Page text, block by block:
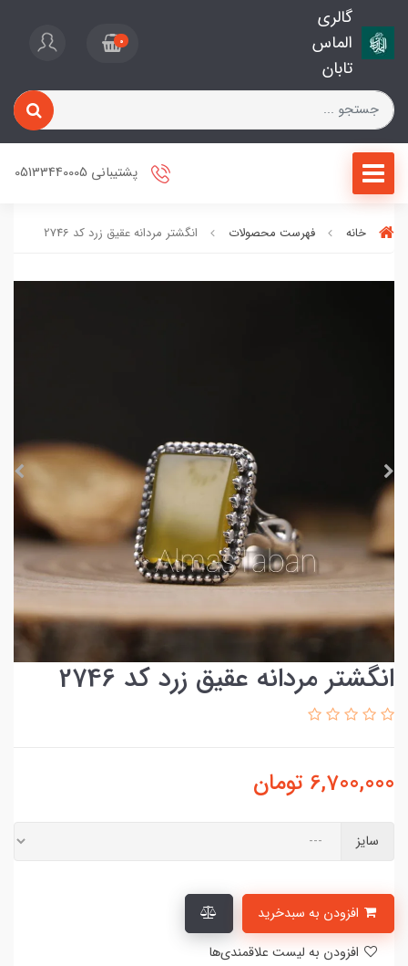
گالری
الماس
تابان
0
پشتیبانی 05133440005
خانه فهرست محصولات انگشتر مردانه عقیق زرد کد 2746
انگشتر مردانه عقیق زرد کد 2746
6,700,000 تومان
سایز